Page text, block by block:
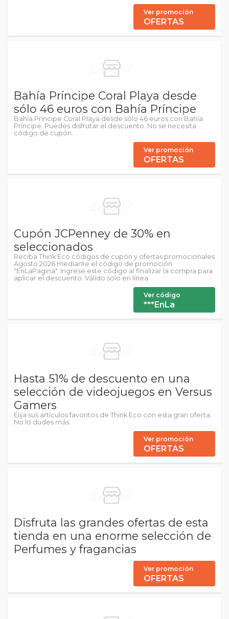
Ver promoción
OFERTAS
Bahía Príncipe Coral Playa desde
sólo 46 euros con Bahía Príncipe
Bahía Príncipe Coral Playa desde sólo 46 euros con Bahía
Príncipe. Puedes disfrutar el descuento. No se necesita
código de cupón.
Ver promoción
OFERTAS
Cupón JCPenney de 30% en
seleccionados
Reciba Think Eco códigos de cupón y ofertas promocionales
Agosto 2026 mediante el código de promoción
"EnLaPagina". Ingrese este código al finalizar la compra para
aplicar el descuento. Válido solo en línea.
Ver código
***EnLa
Hasta 51% de descuento en una
selección de videojuegos en Versus
Gamers
Elija sus artículos favoritos de Think Eco con esta gran oferta.
No lo dudes más.
Ver promoción
OFERTAS
Disfruta las grandes ofertas de esta
tienda en una enorme selección de
Perfumes y fragancias
Ver promoción
OFERTAS